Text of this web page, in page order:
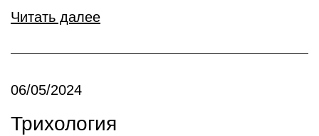
Читать далее
06/05/2024
Трихология